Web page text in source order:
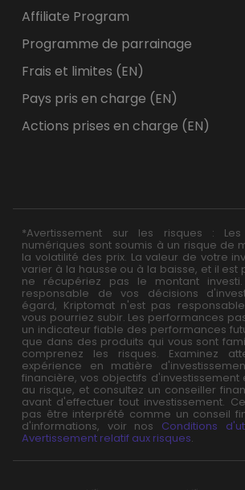
Affiliate Program
Programme de parrainage
Frais et limites (EN)
Pays pris en charge (EN)
Actions prises en charge (EN)
*Avertissement sur les risques :
numériques sont soumis à un risque de
la volatilité des prix. La valeur de votre
varier à la hausse ou à la baisse, et il est
ne récupériez pas le montant
responsable de vos décisions
égard, Kriptomat n'est pas
vous pourriez subir. Les performances
un indicateur fiable des performances
que dans des produits qui vous sont
comprenez les risques. Examinez
expérience en matière
financière, vos objectifs
au risque, et consultez un conseiller
avant d'effectuer tout investissement.
pas être interprété comme un conseil
d'informations, voir nos Conditions
Avertissement relatif aux risques.